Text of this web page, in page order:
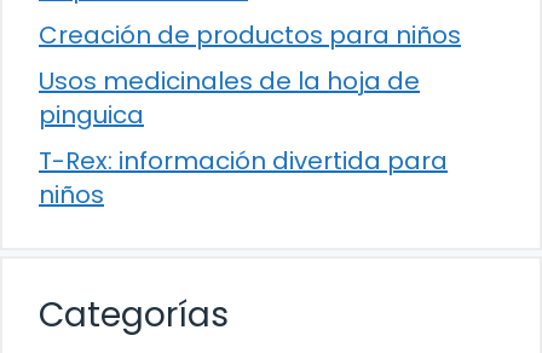
Creación de productos para niños
Usos medicinales de la hoja de
pinguica
T-Rex: información divertida para
niños
Categorías